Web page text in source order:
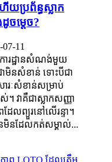
ើយប្រព័ន្ធស្លាក
ចម្តេច?
11
ៃការដ្ឋានសំណង់មួយ
មិនសំខាន់ ទោះបីជា
រៈសំខាន់សម្រាប់
។ វាគឺជាស្លាកសញ្ញា
ដែលព្យួរនៅលើរន្ទា។
នមិនដែលកត់សម្គាល់...